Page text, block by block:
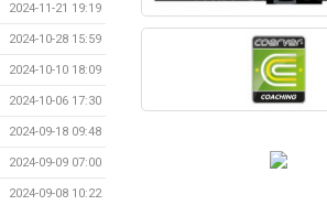
2024-11-21 19:19
2024-10-28 15:59
2024-10-10 18:09
2024-10-06 17:30
2024-09-18 09:48
2024-09-09 07:00
2024-09-08 10:22